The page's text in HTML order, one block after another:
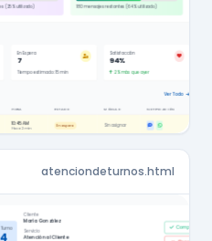
atenciondeturnos.html